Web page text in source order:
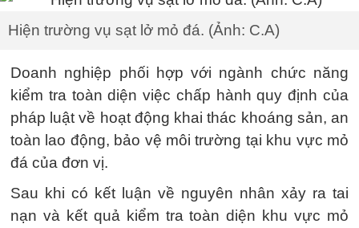
Hiện trường vụ sạt lở mỏ đá. (Ảnh: C.A)
Doanh nghiệp phối hợp với ngành chức năng
kiểm tra toàn diện việc chấp hành quy định của
pháp luật về hoạt động khai thác khoáng sản, an
toàn lao động, bảo vệ môi trường tại khu vực mỏ
đá của đơn vị.
Sau khi có kết luận về nguyên nhân xảy ra tai
nạn và kết quả kiểm tra toàn diện khu vực mỏ